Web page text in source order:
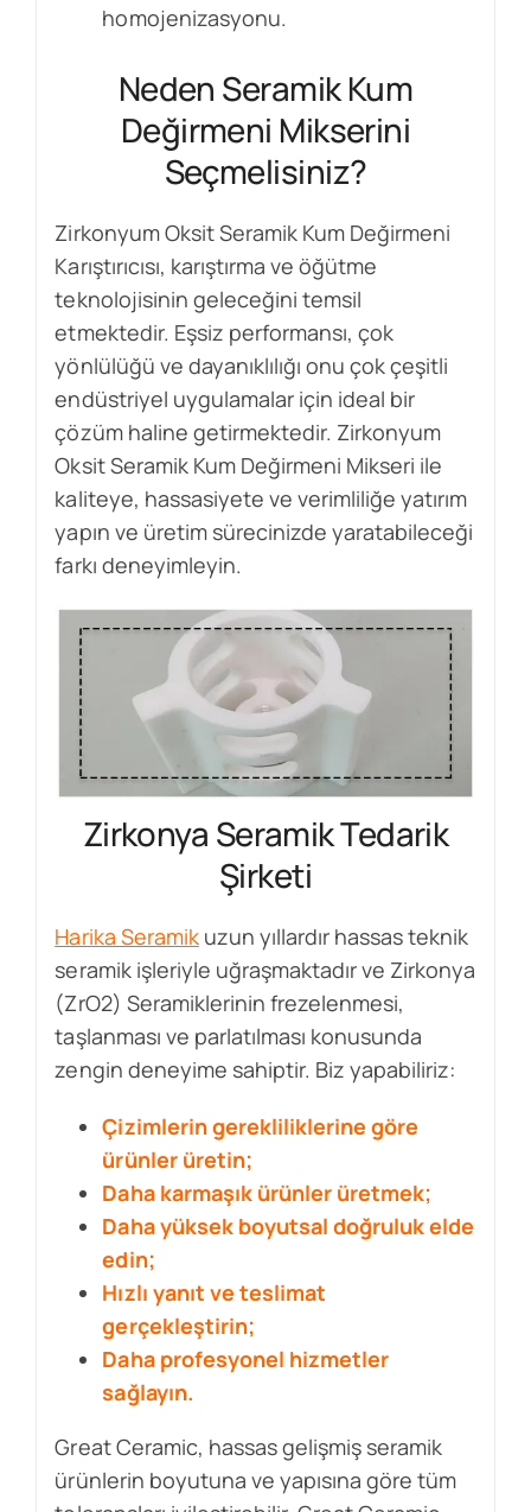
homojenizasyonu.
Neden Seramik Kum
Değirmeni Mikserini
Seçmelisiniz?
Zirkonyum Oksit Seramik Kum Değirmeni
Karıştırıcısı, karıştırma ve öğütme
teknolojisinin geleceğini temsil
etmektedir. Eşsiz performansı, çok
yönlülüğü ve dayanıklılığı onu çok çeşitli
endüstriyel uygulamalar için ideal bir
çözüm haline getirmektedir. Zirkonyum
Oksit Seramik Kum Değirmeni Mikseri ile
kaliteye, hassasiyete ve verimliliğe yatırım
yapın ve üretim sürecinizde yaratabileceği
farkı deneyimleyin.
Zirkonya Seramik Tedarik
Şirketi
Harika Seramikuzun yıllardır hassas teknik
seramik işleriyle uğraşmaktadır ve Zirkonya
(ZrO2) Seramiklerinin frezelenmesi,
taşlanması ve parlatılması konusunda
zengin deneyime sahiptir. Biz yapabiliriz:
Çizimlerin gerekliliklerine göre
ürünler üretin;
Daha karmaşık ürünler üretmek;
Daha yüksek boyutsal doğruluk elde
edin;
Hızlı yanıt ve teslimat
gerçekleştirin;
Daha profesyonel hizmetler
sağlayın.
Great Ceramic, hassas gelişmiş seramik
ürünlerin boyutuna ve yapısına göre tüm